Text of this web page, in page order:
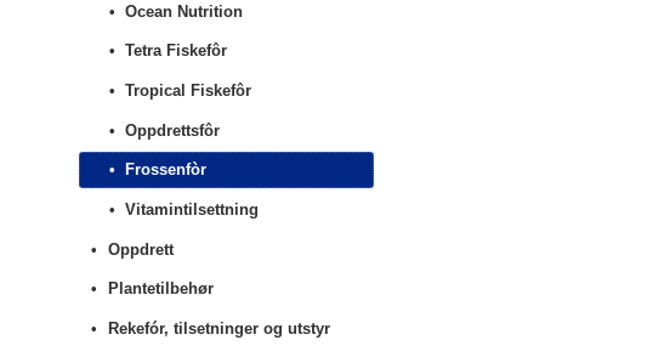
Ocean Nutrition
Tetra Fiskefôr
Tropical Fiskefôr
Oppdrettsfôr
Frossenfòr
Vitamintilsettning
Oppdrett
Plantetilbehør
Rekefór, tilsetninger og utstyr